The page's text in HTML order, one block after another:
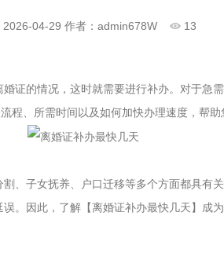
2026-04-29作者：admin678W 13
证的情况，这时就需要进行补办。对于急
程、所需时间以及如何加快办理速度，帮助
、子女抚养、户口迁移等多个方面都具有
。因此，了解【离婚证补办最快几天】成